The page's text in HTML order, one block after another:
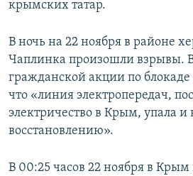
крымских татар.
В ночь на 22 ноября в районе
Чаплинка произошли взрывы.
гражданской акции по
что «линия электропередач,
электричество в Крым, упала и
восстановлению».
В 00:25 часов 22 ноября в Крым